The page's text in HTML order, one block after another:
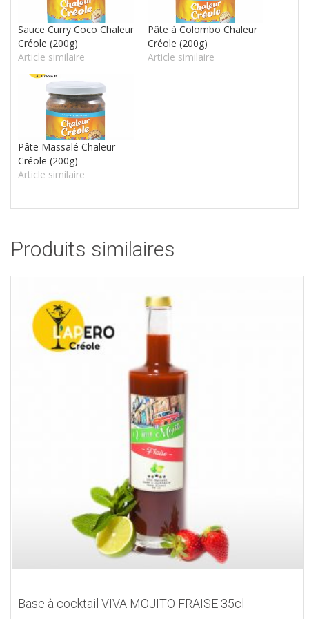
Sauce Curry Coco Chaleur
Créole (200g)
Article similaire
Pâte à Colombo Chaleur
Créole (200g)
Article similaire
Pâte Massalé Chaleur
Créole (200g)
Article similaire
Produits similaires
Base à cocktail VIVA MOJITO FRAISE 35cl